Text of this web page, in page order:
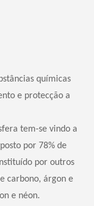
químicas
e protecção a
tem-se vindo a
por 78% de
por outros
carbono, árgon e
e néon.